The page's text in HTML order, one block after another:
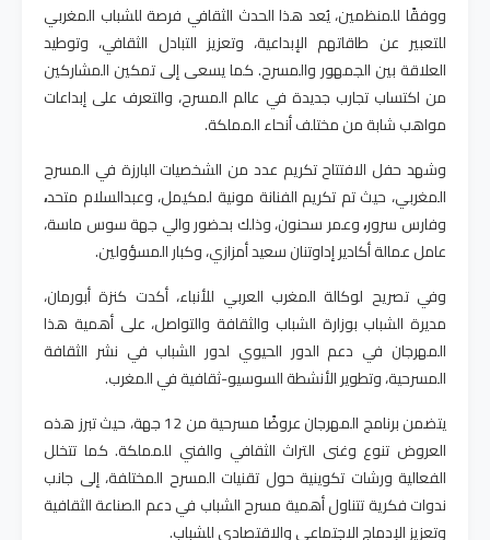
ووفقًا للمنظمين، يُعد هذا الحدث الثقافي فرصة للشباب المغربي
للتعبير عن طاقاتهم الإبداعية، وتعزيز التبادل الثقافي، وتوطيد
العلاقة بين الجمهور والمسرح. كما يسعى إلى تمكين المشاركين
من اكتساب تجارب جديدة في عالم المسرح، والتعرف على إبداعات
مواهب شابة من مختلف أنحاء المملكة.
وشهد حفل الافتتاح تكريم عدد من الشخصيات البارزة في المسرح
المغربي، حيث تم تكريم الفنانة مونية لمكيمل، وعبدالسلام متحد،
وفارس سرور،وعمر سحنون، وذلك بحضور والي جهة سوس ماسة،
عامل عمالة أكادير إداوتنانسعيد أمزازي، وكبار المسؤولين.
وفي تصريح لوكالة المغرب العربي للأنباء، أكدت كنزة أبورمان،
مديرة الشباب بوزارة الشباب والثقافة والتواصل، على أهمية هذا
المهرجان في دعم الدور الحيوي لدور الشباب في نشر الثقافة
المسرحية، وتطوير الأنشطة السوسيو-ثقافية في المغرب.
يتضمن برنامج المهرجان عروضًا مسرحية من 12 جهة، حيث تبرز هذه
العروض تنوع وغنى التراث الثقافي والفني للمملكة. كما تتخلل
الفعالية ورشات تكوينية حول تقنيات المسرح المختلفة، إلى جانب
ندوات فكرية تتناول أهمية مسرح الشباب في دعم الصناعة الثقافية
وتعزيز الإدماج الاجتماعي والاقتصادي للشباب.